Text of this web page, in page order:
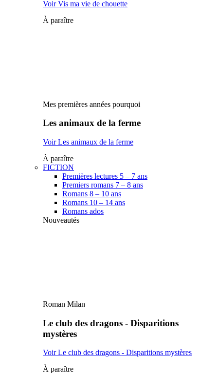
Voir Vis ma vie de chouette
À paraître
Mes premières années pourquoi
Les animaux de la ferme
Voir Les animaux de la ferme
À paraître
FICTION
Premières lectures 5 – 7 ans
Premiers romans 7 – 8 ans
Romans 8 – 10 ans
Romans 10 – 14 ans
Romans ados
Nouveautés
Roman Milan
Le club des dragons - Disparitions
mystères
Voir Le club des dragons - Disparitions mystères
À paraître